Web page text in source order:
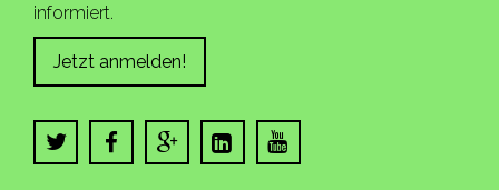
informiert.
Jetzt anmelden!